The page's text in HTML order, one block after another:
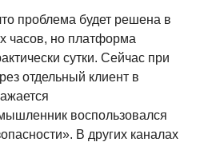
проблема будет решена в
часов, но платформа
сутки. Сейчас при
отдельный клиент в
воспользовался
В других каналах